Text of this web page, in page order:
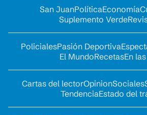
San JuanPolíticaEconomía
Suplemento Verde
PolicialesPasión Deportiva
El MundoRecetasEn
Cartas del lectorOpinionSociales
TendenciaEstado del